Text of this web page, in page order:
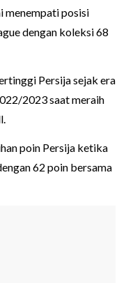
menempati posisi
dengan koleksi 68
Persija sejak era
2023 saat meraih
poin Persija ketika
62 poin bersama